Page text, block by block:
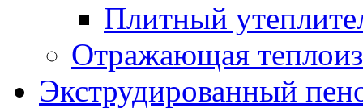
Плитный
Отражающая
Экструдированный